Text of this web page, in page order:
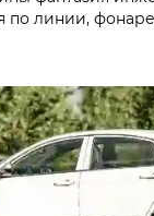
по линии,